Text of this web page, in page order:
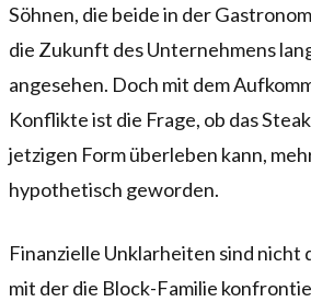
Söhnen, die beide in der
die Zukunft des Unternehmens
angesehen. Doch mit dem
Konflikte ist die Frage, ob das
jetzigen Form überleben kann,
hypothetisch geworden.
Finanzielle Unklarheiten sind nicht
mit der die Block-Familie